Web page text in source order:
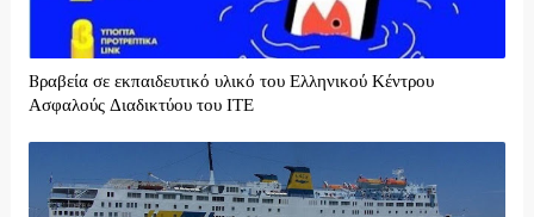
Bραβεία σε εκπαιδευτικό υλικό του Ελληνικού Κέντρου
Ασφαλούς Διαδικτύου του ΙΤΕ